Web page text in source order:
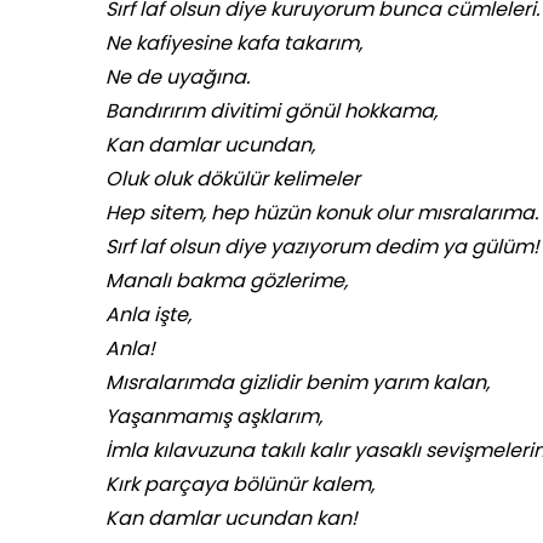
Sırf laf olsun diye kuruyorum bunca cümleleri.
Ne kafiyesine kafa takarım,
Ne de uyağına.
Bandırırım divitimi gönül hokkama,
Kan damlar ucundan,
Oluk oluk dökülür kelimeler
Hep sitem, hep hüzün konuk olur mısralarıma.
Sırf laf olsun diye yazıyorum dedim ya gülüm!
Manalı bakma gözlerime,
Anla işte,
Anla!
Mısralarımda gizlidir benim yarım kalan,
Yaşanmamış aşklarım,
İmla kılavuzuna takılı kalır yasaklı
Kırk parçaya bölünür kalem,
Kan damlar ucundan kan!